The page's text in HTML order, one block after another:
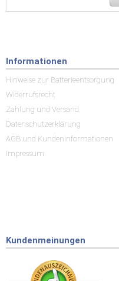
Informationen
Hinweise zur Batterieentsorgung
Widerrufsrecht
Zahlung und Versand
Datenschutzerklärung
AGB und Kundeninformationen
Impressum
Kundenmeinungen